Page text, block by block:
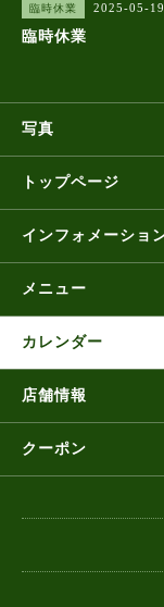
臨時休業 2025-05-
臨時休業
写真
トップページ
インフォメーショ
メニュー
カレンダー
店舗情報
クーポン